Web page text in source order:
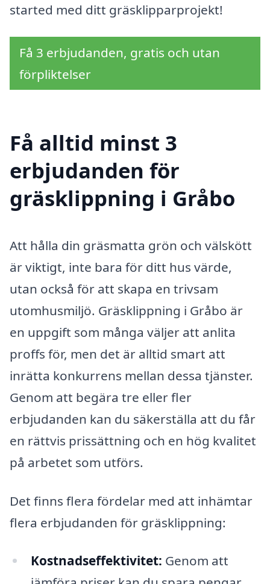
started med ditt gräsklipparprojekt!
Få 3 erbjudanden, gratis och utan
förpliktelser
Få alltid minst 3
erbjudanden för
gräsklippning i Gråbo
Att hålla din gräsmatta grön och välskött
är viktigt, inte bara för ditt hus värde,
utan också för att skapa en trivsam
utomhusmiljö. Gräsklippning i Gråbo är
en uppgift som många väljer att anlita
proffs för, men det är alltid smart att
inrätta konkurrens mellan dessa tjänster.
Genom att begära tre eller fler
erbjudanden kan du säkerställa att du får
en rättvis prissättning och en hög kvalitet
på arbetet som utförs.
Det finns flera fördelar med att inhämtar
flera erbjudanden för gräsklippning:
Kostnadseffektivitet: Genom att